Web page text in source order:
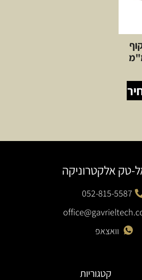
טק אלקטרוניקה
052-815-5587
וואצאפ
קטגוריות